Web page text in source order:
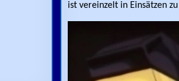
ist vereinzelt in Einsätzen zu